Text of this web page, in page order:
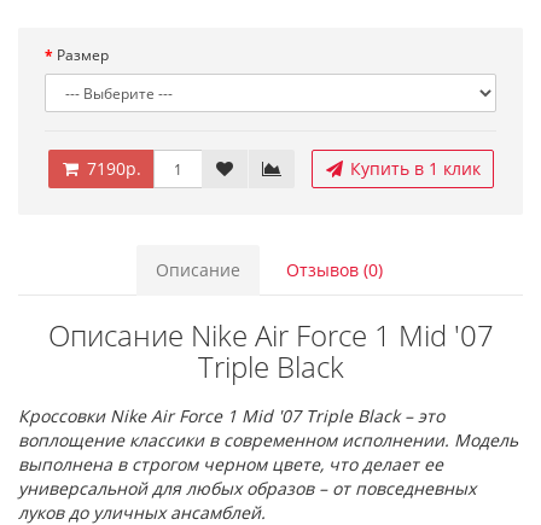
Размер
7190р. Купить в 1 клик
Описание Отзывов (0)
Описание Nike Air Force 1 Mid '07
Triple Black
Кроссовки Nike Air Force 1 Mid '07 Triple Black – это
воплощение классики в современном исполнении. Модель
выполнена в строгом черном цвете, что делает ее
универсальной для любых образов – от повседневных
луков до уличных ансамблей.